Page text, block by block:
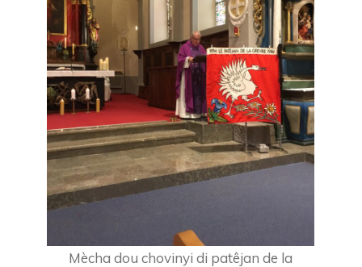
Mècha dou chovinyi di patêjan de la